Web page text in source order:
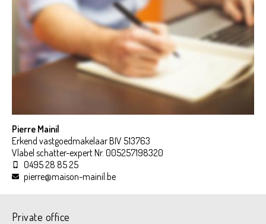
Pierre Mainil
Erkend vastgoedmakelaar BIV 513763
Vlabel schatter-expert Nr. 005257198320
0495 28 85 25
pierre@maison-mainil.be
Private office